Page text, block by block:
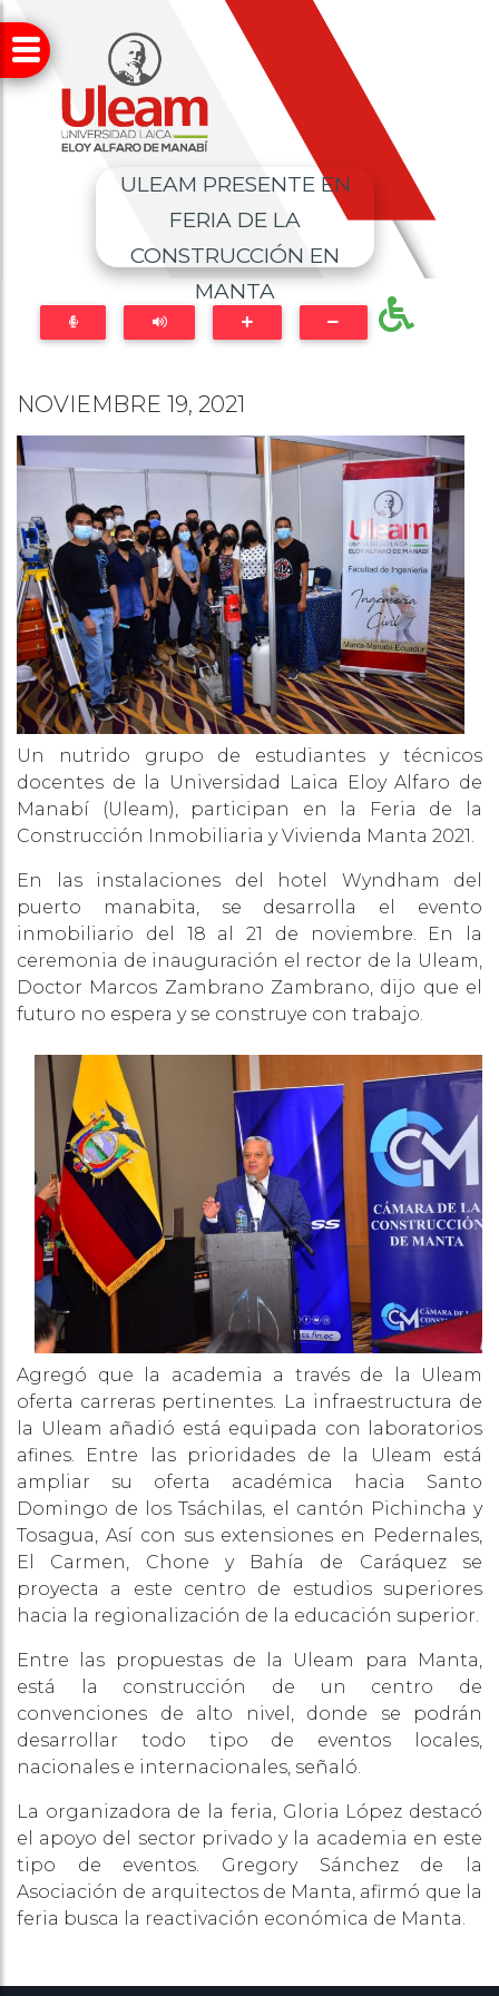
ULEAM PRESENTE EN
FERIA DE LA
CONSTRUCCIÓN EN
MANTA
NOVIEMBRE 19, 2021
Un nutrido grupo de estudiantes y técnicos
docentes de la Universidad Laica Eloy Alfaro de
Manabí (Uleam), participan en la Feria de la
Construcción Inmobiliaria y Vivienda Manta 2021.
En las instalaciones del hotel Wyndham del
puerto manabita, se desarrolla el evento
inmobiliario del 18 al 21 de noviembre. En la
ceremonia de inauguración el rector de la Uleam,
Doctor Marcos Zambrano Zambrano, dijo que el
futuro no espera y se construye con trabajo.
Agregó que la academia a través de la Uleam
oferta carreras pertinentes. La infraestructura de
la Uleam añadió está equipada con laboratorios
afines. Entre las prioridades de la Uleam está
ampliar su oferta académica hacia Santo
Domingo de los Tsáchilas, el cantón Pichincha y
Tosagua, Así con sus extensiones en Pedernales,
El Carmen, Chone y Bahía de Caráquez se
proyecta a este centro de estudios superiores
hacia la regionalización de la educación superior.
Entre las propuestas de la Uleam para Manta,
está la construcción de un centro de
convenciones de alto nivel, donde se podrán
desarrollar todo tipo de eventos locales,
nacionales e internacionales, señaló.
La organizadora de la feria, Gloria López destacó
el apoyo del sector privado y la academia en este
tipo de eventos. Gregory Sánchez de la
Asociación de arquitectos de Manta, afirmó que la
feria busca la reactivación económica de Manta.